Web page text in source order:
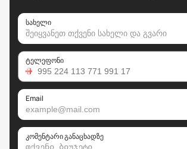
სახელი
ტელეფონი
Email
კომენტარი განაცხადზე